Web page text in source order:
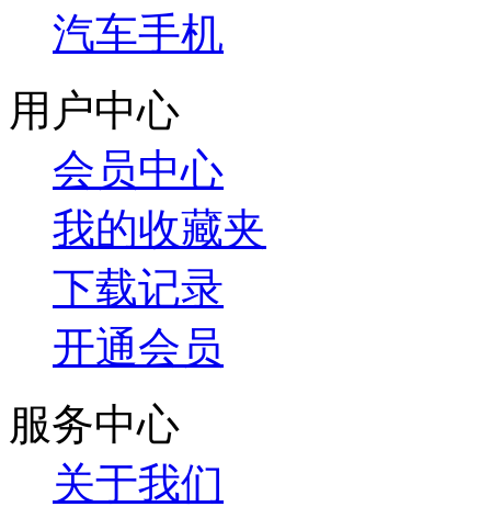
汽车手机
用户中心
会员中心
我的收藏夹
下载记录
开通会员
服务中心
关于我们